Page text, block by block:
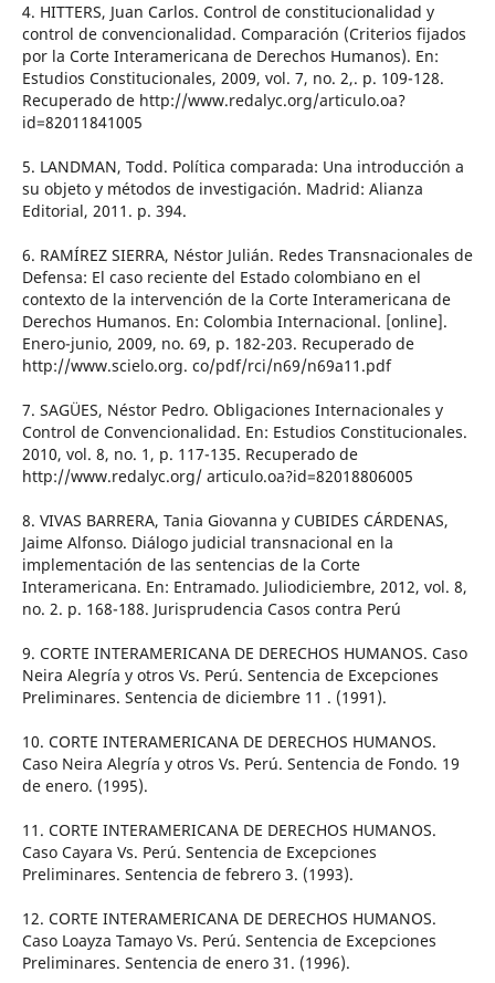
4. HITTERS, Juan Carlos. Control de constitucionalidad y
control de convencionalidad. Comparación (Criterios fijados
por la Corte Interamericana de Derechos Humanos). En:
Estudios Constitucionales, 2009, vol. 7, no. 2,. p. 109-128.
Recuperado de http://www.redalyc.org/articulo.oa?
id=82011841005
5. LANDMAN, Todd. Política comparada: Una introducción a
su objeto y métodos de investigación. Madrid: Alianza
Editorial, 2011. p. 394.
6. RAMÍREZ SIERRA, Néstor Julián. Redes Transnacionales de
Defensa: El caso reciente del Estado colombiano en el
contexto de la intervención de la Corte Interamericana de
Derechos Humanos. En: Colombia Internacional. [online].
Enero-junio, 2009, no. 69, p. 182-203. Recuperado de
http://www.scielo.org. co/pdf/rci/n69/n69a11.pdf
7. SAGÜES, Néstor Pedro. Obligaciones Internacionales y
Control de Convencionalidad. En: Estudios Constitucionales.
2010, vol. 8, no. 1, p. 117-135. Recuperado de
http://www.redalyc.org/ articulo.oa?id=82018806005
8. VIVAS BARRERA, Tania Giovanna y CUBIDES CÁRDENAS,
Jaime Alfonso. Diálogo judicial transnacional en la
implementación de las sentencias de la Corte
Interamericana. En: Entramado. Juliodiciembre, 2012, vol. 8,
no. 2. p. 168-188. Jurisprudencia Casos contra Perú
9. CORTE INTERAMERICANA DE DERECHOS HUMANOS. Caso
Neira Alegría y otros Vs. Perú. Sentencia de Excepciones
Preliminares. Sentencia de diciembre 11 . (1991).
10. CORTE INTERAMERICANA DE DERECHOS HUMANOS.
Caso Neira Alegría y otros Vs. Perú. Sentencia de Fondo. 19
de enero. (1995).
11. CORTE INTERAMERICANA DE DERECHOS HUMANOS.
Caso Cayara Vs. Perú. Sentencia de Excepciones
Preliminares. Sentencia de febrero 3. (1993).
12. CORTE INTERAMERICANA DE DERECHOS HUMANOS.
Caso Loayza Tamayo Vs. Perú. Sentencia de Excepciones
Preliminares. Sentencia de enero 31. (1996).